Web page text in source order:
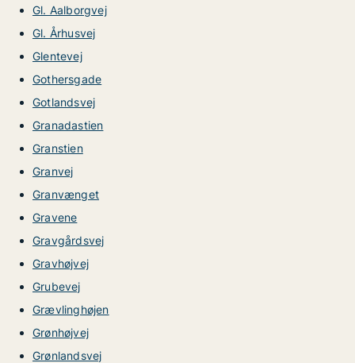
Gl. Aalborgvej
Gl. Århusvej
Glentevej
Gothersgade
Gotlandsvej
Granadastien
Granstien
Granvej
Granvænget
Gravene
Gravgårdsvej
Gravhøjvej
Grubevej
Grævlinghøjen
Grønhøjvej
Grønlandsvej